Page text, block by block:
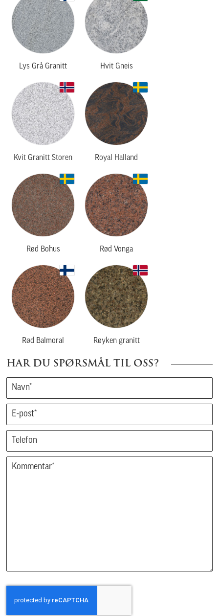
Lys Grå Granitt Hvit Gneis
Kvit Granitt Storen Royal Halland
Rød Bohus Rød Vonga
Rød Balmoral Røyken granitt
HAR DU SPØRSMÅL TIL OSS?